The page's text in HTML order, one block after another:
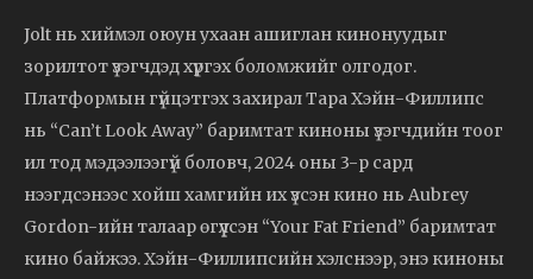
Jolt нь хиймэл оюун ухаан ашиглан кинонуудыг
зорилтот үзэгчдэд хүргэх боломжийг олгодог.
Платформын гүйцэтгэх захирал Тара Хэйн-Филлипс
нь “Can’t Look Away” баримтат киноны үзэгчдийн тоог
ил тод мэдээлээгүй боловч, 2024 оны 3-р сард
нээгдсэнээс хойш хамгийн их үзсэн кино нь Aubrey
Gordon-ийн талаар өгүүлсэн “Your Fat Friend” баримтат
кино байжээ. Хэйн-Филлипсийн хэлснээр, энэ киноны